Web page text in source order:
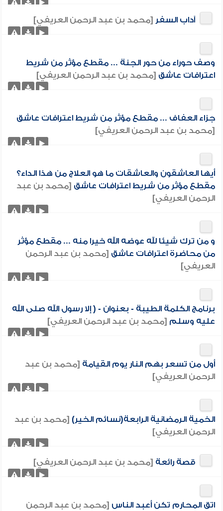
آداب السفر [محمد بن عبد الرحمن العريفي]
وصف حوراء من حور الجنة ... مقطع مؤثر من شريط
اعترافات عاشق [محمد بن عبد الرحمن العريفي]
جزاء العفاف ... مقطع مؤثر من شريط اعترافات عاشق
[محمد بن عبد الرحمن العريفي]
أيها العاشقون والعاشقات ما هو العلاج من هذا الداء؟
مقطع مؤثر من شريط اعترافات عاشق [محمد بن عبد
الرحمن العريفي]
و من ترك شيئا لله عوضه الله خيرا منه ... مقطع مؤثر
من محاضرة اعترافات عاشق [محمد بن عبد الرحمن
العريفي]
برنامج الكلمة الطيبة - بعنوان - ( إلا رسول الله صلى الله
عليه وسلم [محمد بن عبد الرحمن العريفي]
أول من تسعر بهم النار يوم القيامة [محمد بن عبد
الرحمن العريفي]
الخمية الرمضانية الرابعة(نسائم الخير) [محمد بن عبد
الرحمن العريفي]
قصة رائعة [محمد بن عبد الرحمن العريفي]
اتق المحارم تكن أعبد الناس [محمد بن عبد الرحمن